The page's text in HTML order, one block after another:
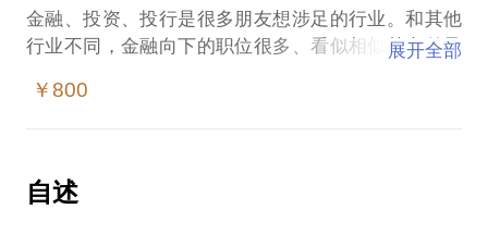
管，让我们来聊聊以下话题：
自我推销：五分中内说清我的价值并获得信任；
带团队时，如何获得团队内、部门间的同事支持，调
动资源？
商务礼仪：优雅得体+展现智慧；
谈判实战技巧分析。
究还不让别人觉得Over?
如果您是女士，您是否有以下烦恼：
衣服买了很多，总是感觉少了一件上班抓起来就可以
和那个他约会，穿什么让你轻松迷倒他？
金融、投资、投行是很多朋友想涉足的行业。和其他
行业不同，金融向下的职位很多、看似相似其实差异
需要你专业度高、有资源、有体力还需要你有见解。
了解公司、上司在行业里的口碑？
准备自己的过往经历，增加和职位的匹配度？
展开全部
￥800
自述